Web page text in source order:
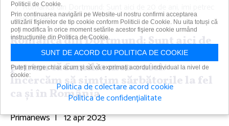
Româncă din Dortmund: Sunt aici de 20 de ani, imi petrec
sărbătorile...
Româncă din Dortmund: Sunt aici de
20 de ani, imi petrec sărbătorile aici,
pentru că familia mea e aici.
Încercăm să simţim sărbătorile la fel
ca şi în România
Primanews | 12 apr 2023
Politicii de Cookie.
Prin continuarea navigării pe Website-ul nostru confirmi acceptarea
utilizării fişierelor de tip cookie conform Politicii de Cookie. Nu uita totuși că
poți modifica în orice moment setările acestor fişiere cookie urmând
instrucțiunile din Politica de Cookie.
SUNT DE ACORD CU POLITICA DE COOKIE
Puteți merge chiar acum și să vă exprimați acordul individual la nivel de
cookie:
Politica de colectare acord cookie
Politica de confidențialitate